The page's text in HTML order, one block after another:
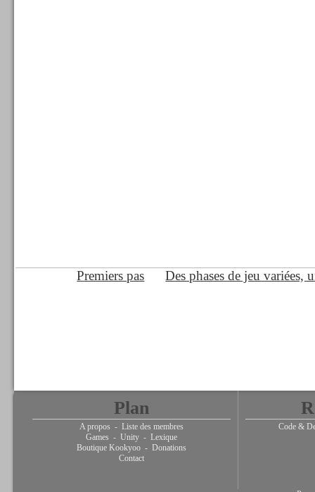
Premiers pas Des phases de jeu variées,
Plan
A propos - Liste des membres
Games - Unity - Lexique
Boutique Kookyoo - Donations
Contact
Code &